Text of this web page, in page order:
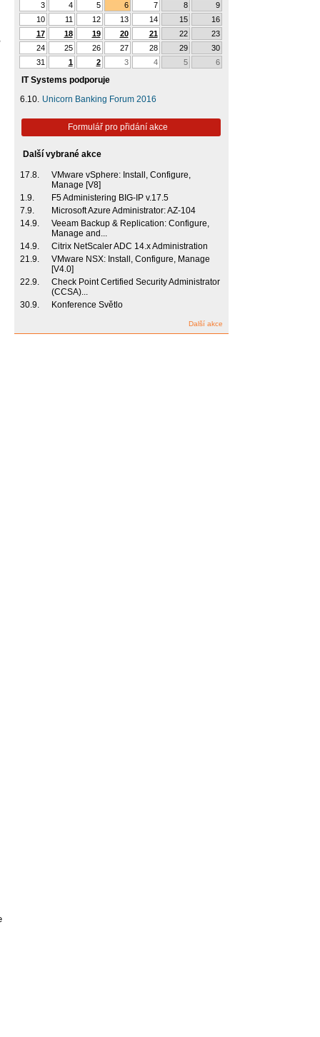
3
4 5 6 7 8
9
10
11 12 13 14 15
16
17
18 19 20 21 22
23
24
25 26 27 28 29
30
31
1 2 3 4 5 6
IT Systems podporuje
6.10. Unicorn Banking Forum 2016
Formulář pro přidání akce
Další vybrané akce
17.8.
VMware vSphere: Install, Configure,
Manage [V8]
1.9.
F5 Administering BIG-IP v.17.5
7.9.
Microsoft Azure Administrator: AZ-104
14.9.
Veeam Backup & Replication: Configure,
Manage and...
14.9.
Citrix NetScaler ADC 14.x Administration
21.9.
VMware NSX: Install, Configure, Manage
[V4.0]
22.9.
Check Point Certified Security Administrator
(CCSA)...
30.9.
Konference Světlo
Další akce